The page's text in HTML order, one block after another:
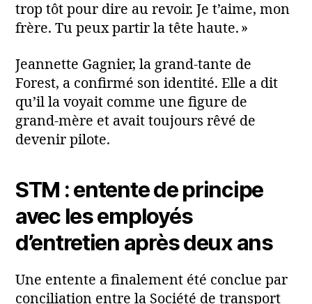
trop tôt pour dire au revoir. Je t’aime, mon
frère. Tu peux partir la tête haute. »
Jeannette Gagnier, la grand‑tante de
Forest, a confirmé son identité. Elle a dit
qu’il la voyait comme une figure de
grand‑mère et avait toujours rêvé de
devenir pilote.
STM : entente de principe
avec les employés
d’entretien après deux ans
Une entente a finalement été conclue par
conciliation entre la Société de transport